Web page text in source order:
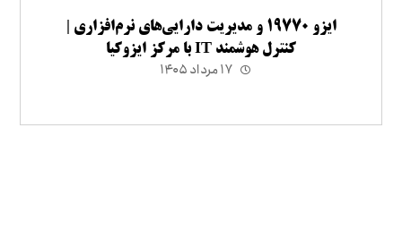
ایزو ۱۹۷۷۰ و مدیریت دارایی‌های نرم‌افزاری |
کنترل هوشمند IT با مرکز ایزوکیا
۱۷ مرداد ۱۴۰۵